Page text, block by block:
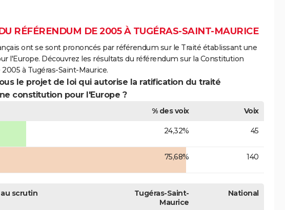
RÉFÉRENDUM DE 2005 À TUGÉRAS-SAINT-MAURICE
ont se sont prononcés par référendum sur le Traité établissant une
l'Europe. Découvrez les résultats du référendum sur la Constitution
à Tugéras-Saint-Maurice.
le projet de loi qui autorise la ratification du traité
constitution pour l'Europe ?
% des voix
Voix
24,32% 45
75,68% 140
scrutin
Tugéras-Saint-
Maurice
National